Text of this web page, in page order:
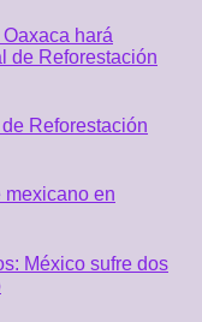
hará
de Reforestación
Reforestación
mexicano en
México sufre dos